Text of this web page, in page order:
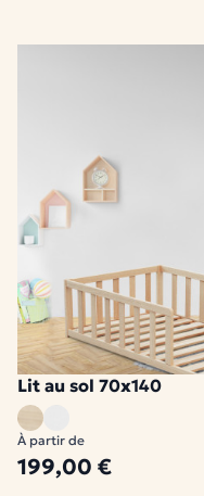
Lit au sol 70x140
À partir de
199,00 €
1 modèle disponible